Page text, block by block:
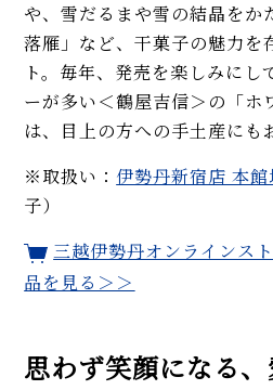
や、雪だるまや雪の結晶をか
落雁」など、干菓子の魅力を
ト。毎年、発売を楽しみにし
ーが多い＜鶴屋吉信＞の「ホ
は、目上の方への手土産にも
※取扱い： 伊勢丹新宿店 本
子）
三越伊勢丹オンラインス
品を見る＞＞
思わず笑顔になる